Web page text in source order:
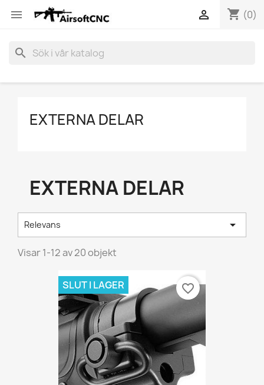
 shopping_cart (0)

search
EXTERNA DELAR
EXTERNA DELAR
Relevans 
Visar 1-12 av 20 objekt
SLUT I LAGER favorite_border